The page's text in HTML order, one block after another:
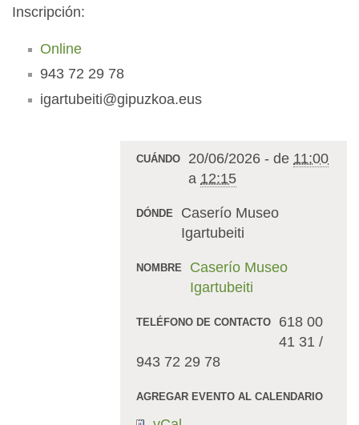
Inscripción:
Online
943 72 29 78
igartubeiti@gipuzkoa.eus
CUÁNDO 20/06/2026 - de 11:00
a 12:15
DÓNDE
Caserío Museo
Igartubeiti
NOMBRE
Caserío Museo
Igartubeiti
TELÉFONO DE CONTACTO
618 00
41 31 /
943 72 29 78
AGREGAR EVENTO AL CALENDARIO